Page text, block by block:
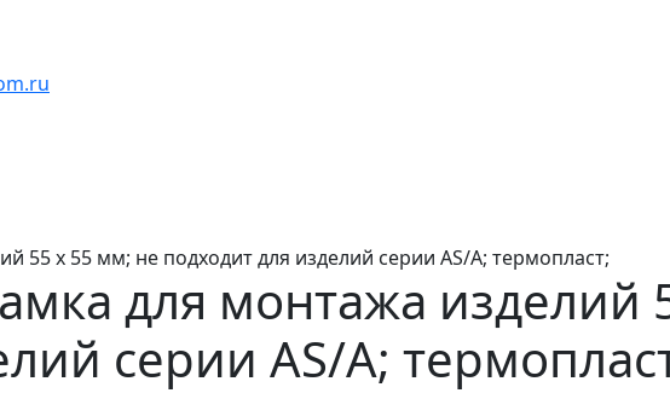
55 x 55 мм; не подходит для изделий серии AS/A; термопласт;
для монтажа изделий
серии AS/A;